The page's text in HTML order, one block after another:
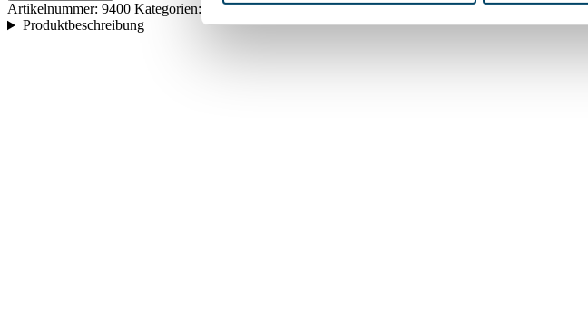
Artikelnummer: 9400 Kategorien: Bügelbretter,Bügeln
Produktbeschreibung